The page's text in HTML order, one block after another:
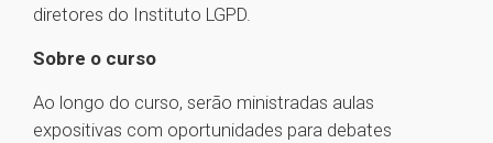
diretores do Instituto LGPD.
Sobre o curso
Ao longo do curso, serão ministradas aulas
expositivas com oportunidades para debates